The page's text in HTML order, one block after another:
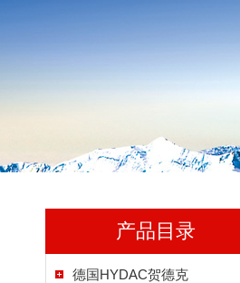
产品目录
德国HYDAC贺德克